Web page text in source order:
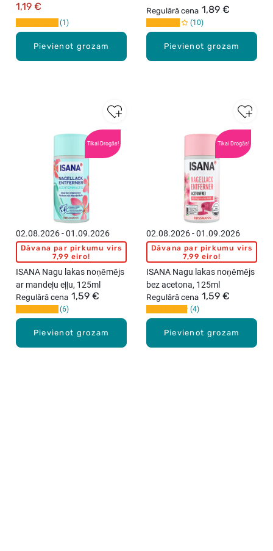
Pievienot grozam
1,19 €
1
Pievienot grozam
Regulārā cena 1,89 €
10
Tikai Drogās!
Pievienot grozam
02.08.2026 - 01.09.2026
Dāvana par pirkumu virs
7,99 eiro!
ISANA Nagu lakas noņēmējs
ar mandeļu eļļu, 125ml
Regulārā cena 1,59 €
6
Tikai Drogās!
Pievienot grozam
02.08.2026 - 01.09.2026
Dāvana par pirkumu virs
7,99 eiro!
ISANA Nagu lakas noņēmējs
bez acetona, 125ml
Regulārā cena 1,59 €
4